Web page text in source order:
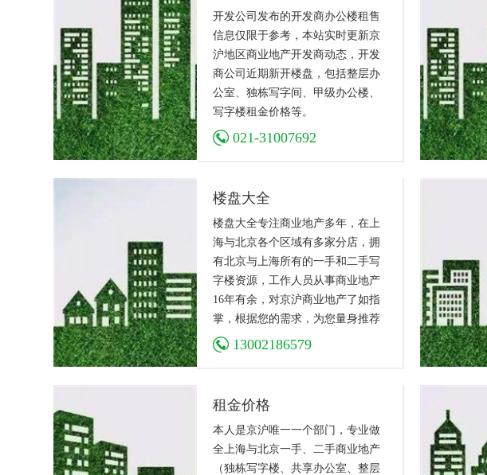
开发公司发布的开发商办公楼租售
信息仅限于参考，本站实时更新京
沪地区商业地产开发商动态，开发
商公司近期新开楼盘，包括整层办
公室、独栋写字间、甲级办公楼、
写字楼租金价格等。
021-31007692
楼盘大全
楼盘大全专注商业地产多年，在上
海与北京各个区域有多家分店，拥
有北京与上海所有的一手和二手写
字楼资源，工作人员从事商业地产
16年有余，对京沪商业地产了如指
掌，根据您的需求，为您量身推荐
合适的商业地产节约您宝贵的时
13002186579
租金价格
本人是京沪唯一一个部门，专业做
全上海与北京一手、二手商业地产
（独栋写字楼、共享办公室、整层